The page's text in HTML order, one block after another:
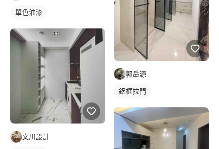
單色油漆
文川設計
郭岳源
鋁框拉門